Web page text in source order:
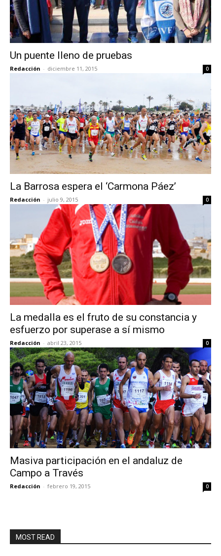
Un puente lleno de pruebas
Redacción - diciembre 11, 2015 0
La Barrosa espera el ‘Carmona Páez’
Redacción - julio 9, 2015 0
La medalla es el fruto de su constancia y
esfuerzo por superase a sí mismo
Redacción - abril 23, 2015 0
Masiva participación en el andaluz de
Campo a Través
Redacción - febrero 19, 2015 0
MOST READ